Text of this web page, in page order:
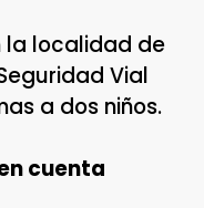
la localidad de
Vial
a dos niños.
cuenta